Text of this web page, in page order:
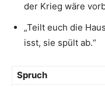
der Krieg wäre
„Teilt euch die
isst, sie spült ab.“
Spruch